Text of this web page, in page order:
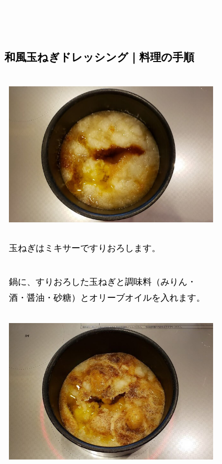
和風玉ねぎドレッシング｜料理の手順
玉ねぎはミキサーですりおろします。
鍋に、すりおろした玉ねぎと調味料（みりん・
酒・醤油・砂糖）とオリーブオイルを入れます。